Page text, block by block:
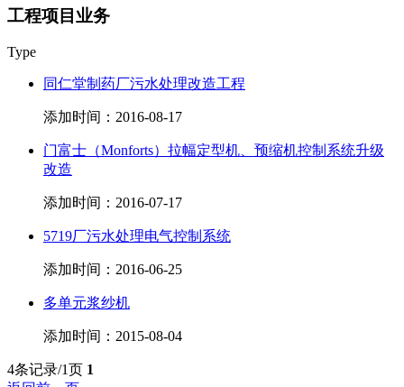
工程项目业务
Type
同仁堂制药厂污水处理改造工程
添加时间：2016-08-17
门富士（Monforts）拉幅定型机、预缩机控制系统升级
改造
添加时间：2016-07-17
5719厂污水处理电气控制系统
添加时间：2016-06-25
多单元浆纱机
添加时间：2015-08-04
4条记录/1页 1